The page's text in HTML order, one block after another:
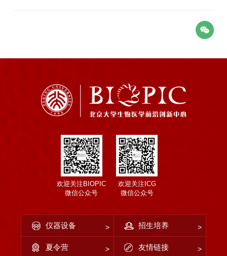
欢迎关注BIOPIC
微信公众号
欢迎关注ICG
微信公众号
仪器设备 招生培养
夏令营 友情链接